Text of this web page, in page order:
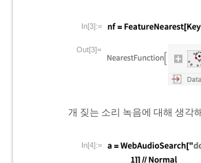
In[3]:=
Out[3]=
개 짖는 소리 녹음에 대해 생각
In[4]:=